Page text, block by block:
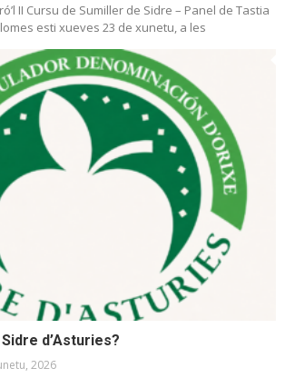
II Cursu de Sumiller de Sidre – Panel de Tastia
esti xueves 23 de xunetu, a les
d’Asturies?
2026